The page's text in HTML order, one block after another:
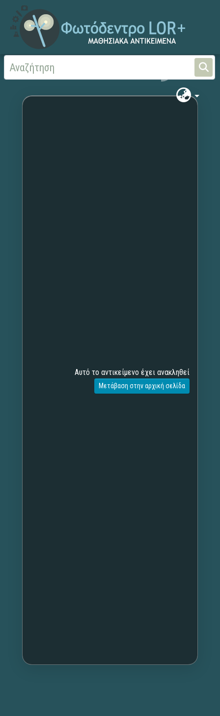
Αρχική Χωρίς τίτλο
Αυτό το αντικείμενο έχει ανακληθεί
Μετάβαση στην αρχική σελίδα